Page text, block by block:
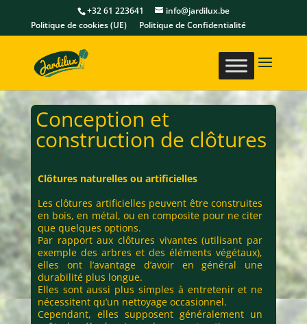
+32 61 223641
info@jardilux.be
Politique de cookies (UE)
Politique de Confidentialité
Conception et
construction de clôtures
Clôtures naturelles ou artificielles
Les clôtures artificielles peuvent être construites
en bois, en métal, ou en composite pour ne citer
que quelques options.
Par rapport aux clôtures vivantes (utilisant par
exemple des arbres et des éléments végétaux),
elles ont l’avantage d’avoir en général une
durabilité plus longue.
Elles sont aussi plus simples à entretenir et ne
nécessitent qu’un nettoyage occasionnel.
Cependant, elles supposent généralement un